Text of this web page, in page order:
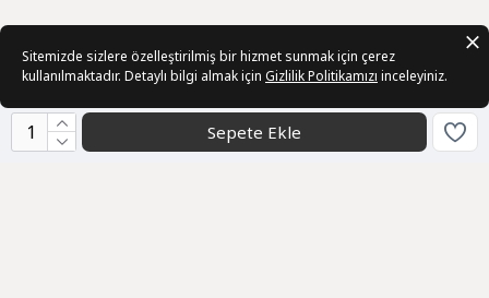
Sepete Ekle
Sitemizde sizlere özelleştirilmiş bir hizmet sunmak için çerez
kullanılmaktadır. Detaylı bilgi almak için Gizlilik Politikamızı inceleyiniz.